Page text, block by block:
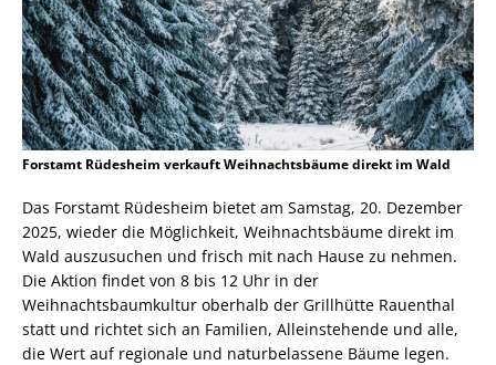
Forstamt Rüdesheim verkauft Weihnachtsbäume direkt im Wald
Das Forstamt Rüdesheim bietet am Samstag, 20. Dezember
2025, wieder die Möglichkeit, Weihnachtsbäume direkt im
Wald auszusuchen und frisch mit nach Hause zu nehmen.
Die Aktion findet von 8 bis 12 Uhr in der
Weihnachtsbaumkultur oberhalb der Grillhütte Rauenthal
statt und richtet sich an Familien, Alleinstehende und alle,
die Wert auf regionale und naturbelassene Bäume legen.